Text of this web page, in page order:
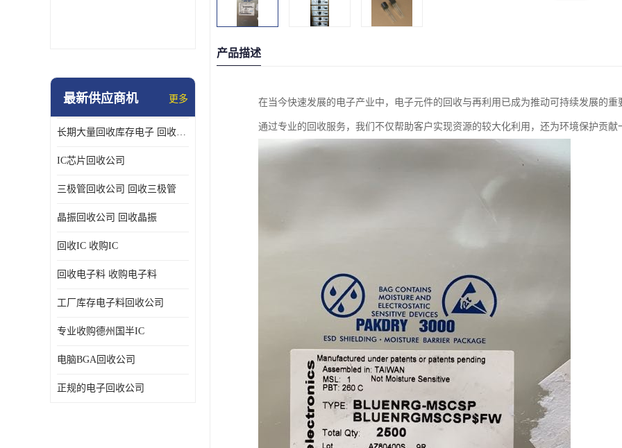
最新供应商机 更多
长期大量回收库存电子 回收电子料 回收电子元器件专业公司
IC芯片回收公司
三极管回收公司 回收三极管
晶振回收公司 回收晶振
回收IC 收购IC
回收电子料 收购电子料
工厂库存电子料回收公司
专业收购德州国半IC
电脑BGA回收公司
正规的电子回收公司
产品描述
在当今快速发展的电子产业中，电子元件的回收与再利用已成为推动可持续发展的重
通过专业的回收服务，我们不仅帮助客户实现资源的较大化利用，还为环境保护贡献